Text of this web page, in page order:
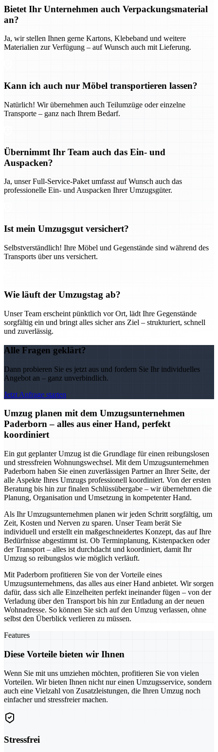
Bietet Ihr Unternehmen auch Verpackungsmaterial
an?
Ja, wir stellen Ihnen gerne Kartons, Klebeband und weitere
Materialien zur Verfügung – auf Wunsch auch mit Lieferung.
Kann ich auch nur Möbel transportieren lassen?
Natürlich! Wir übernehmen auch Teilumzüge oder einzelne
Transporte – ganz nach Ihrem Bedarf.
Übernimmt Ihr Team auch das Ein- und
Auspacken?
Ja, unser Full-Service-Paket umfasst auf Wunsch auch das
professionelle Ein- und Auspacken Ihrer Umzugsgüter.
Ist mein Umzugsgut versichert?
Selbstverständlich! Ihre Möbel und Gegenstände sind während des
Transports über uns versichert.
Wie läuft der Umzugstag ab?
Unser Team erscheint pünktlich vor Ort, lädt Ihre Gegenstände
sorgfältig ein und bringt alles sicher ans Ziel – strukturiert, schnell
und zuverlässig.
Alle Fragen geklärt?
Dann probieren Sie es jetzt aus und fordern Sie Ihr individuelles
Angebot an – ganz unverbindlich.
Jetzt Anfrage starten
Umzug planen mit dem Umzugsunternehmen
Paderborn – alles aus einer Hand, perfekt
koordiniert
Ein gut geplanter Umzug ist die Grundlage für einen reibungslosen
und stressfreien Wohnungswechsel. Mit dem Umzugsunternehmen
Paderborn haben Sie einen zuverlässigen Partner an Ihrer Seite, der
alle Aspekte Ihres Umzugs professionell koordiniert. Von der ersten
Beratung bis hin zur finalen Schlüssübergabe – wir übernehmen die
Planung, Organisation und Umsetzung in kompetenter Hand.
Als Ihr Umzugsunternehmen planen wir jeden Schritt sorgfältig, um
Zeit, Kosten und Nerven zu sparen. Unser Team berät Sie
individuell und erstellt ein maßgeschneidertes Konzept, das auf Ihre
Bedürfnisse abgestimmt ist. Ob Terminplanung, Kistenpacken oder
der Transport – alles ist durchdacht und koordiniert, damit Ihr
Umzug so reibungslos wie möglich verläuft.
Mit Paderborn profitieren Sie von der Vorteile eines
Umzugsunternehmens, das alles aus einer Hand anbietet. Wir sorgen
dafür, dass sich alle Einzelheiten perfekt ineinander fügen – von der
Verladung über den Transport bis hin zur Entladung an der neuen
Wohnadresse. So können Sie sich auf den Umzug verlassen, ohne
selbst den Überblick verlieren zu müssen.
Features
Diese Vorteile bieten wir Ihnen
Wenn Sie mit uns umziehen möchten, profitieren Sie von vielen
Vorteilen. Wir bieten Ihnen nicht nur einen Umzugsservice, sondern
auch eine Vielzahl von Zusatzleistungen, die Ihren Umzug noch
einfacher und stressfreier machen.
Stressfrei